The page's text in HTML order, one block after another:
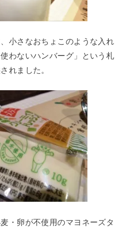
小さなおちょこのような入れ
わないハンバーグ」という札
れました。
・卵が不使用のマヨネーズタ